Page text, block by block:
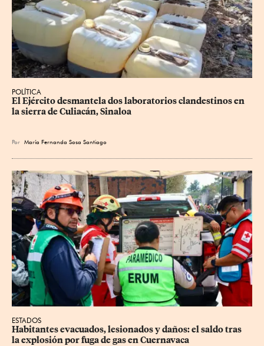
POLÍTICA
El Ejército desmantela dos laboratorios clandestinos en
la sierra de Culiacán, Sinaloa
Por María Fernanda Sosa Santiago
ESTADOS
Habitantes evacuados, lesionados y daños: el saldo tras
la explosión por fuga de gas en Cuernavaca